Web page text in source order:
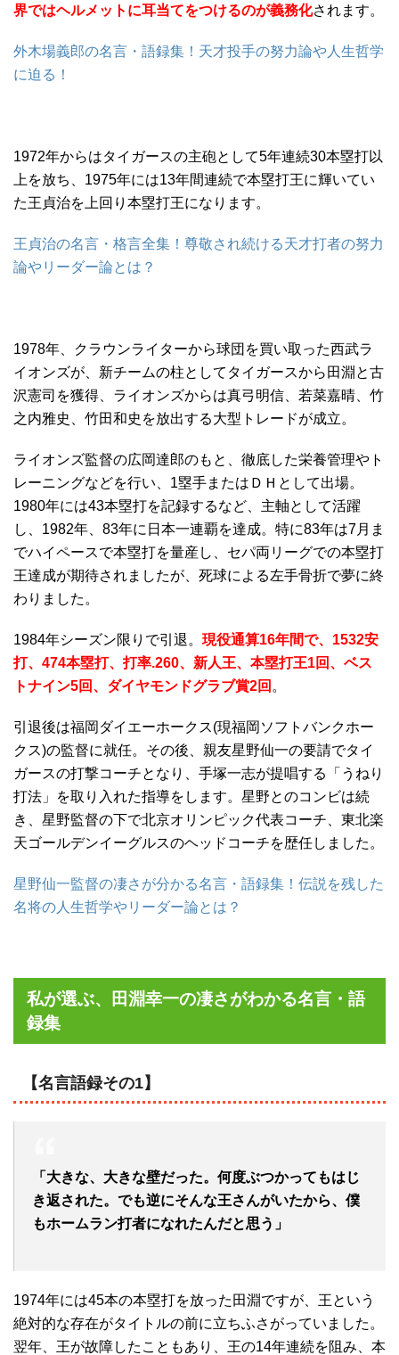
界ではヘルメットに耳当てをつけるのが義務化されます。
外木場義郎の名言・語録集！天才投手の努力論や人生哲学
に迫る！
1972年からはタイガースの主砲として5年連続30本塁打以
上を放ち、1975年には13年間連続で本塁打王に輝いてい
た王貞治を上回り本塁打王になります。
王貞治の名言・格言全集！尊敬され続ける天才打者の努力
論やリーダー論とは？
1978年、クラウンライターから球団を買い取った西武ラ
イオンズが、新チームの柱としてタイガースから田淵と古
沢憲司を獲得、ライオンズからは真弓明信、若菜嘉晴、竹
之内雅史、竹田和史を放出する大型トレードが成立。
ライオンズ監督の広岡達郎のもと、徹底した栄養管理やト
レーニングなどを行い、1塁手またはＤＨとして出場。
1980年には43本塁打を記録するなど、主軸として活躍
し、1982年、83年に日本一連覇を達成。特に83年は7月ま
でハイペースで本塁打を量産し、セパ両リーグでの本塁打
王達成が期待されましたが、死球による左手骨折で夢に終
わりました。
1984年シーズン限りで引退。 現役通算16年間で、1532安
打、474本塁打、打率.260、新人王、本塁打王1回、ベス
トナイン5回、ダイヤモンドグラブ賞2回 。
引退後は福岡ダイエーホークス(現福岡ソフトバンクホー
クス)の監督に就任。その後、親友星野仙一の要請でタイ
ガースの打撃コーチとなり、手塚一志が提唱する「うねり
打法」を取り入れた指導をします。星野とのコンビは続
き、星野監督の下で北京オリンピック代表コーチ、東北楽
天ゴールデンイーグルスのヘッドコーチを歴任しました。
星野仙一監督の凄さが分かる名言・語録集！伝説を残した
名将の人生哲学やリーダー論とは？
私が選ぶ、田淵幸一の凄さがわかる名言・語
録集
【名言語録その1】
「大きな、大きな壁だった。何度ぶつかってもはじ
き返された。でも逆にそんな王さんがいたから、僕
もホームラン打者になれたんだと思う」
1974年には45本の本塁打を放った田淵ですが、王という
絶対的な存在がタイトルの前に立ちふさがっていました。
翌年、王が故障したこともあり、王の14年連続を阻み、本